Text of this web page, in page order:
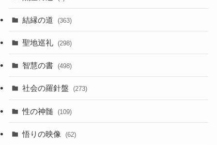
結縁の道 (363)
聖地巡礼 (298)
智慧の書 (498)
社会の羅針盤 (273)
性の神髄 (109)
悟りの映像 (62)